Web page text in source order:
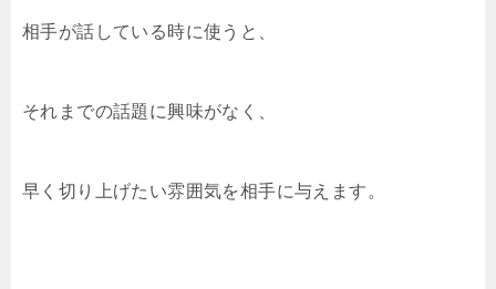
相手が話している時に使うと、
それまでの話題に興味がなく、
早く切り上げたい雰囲気を相手に与えます。